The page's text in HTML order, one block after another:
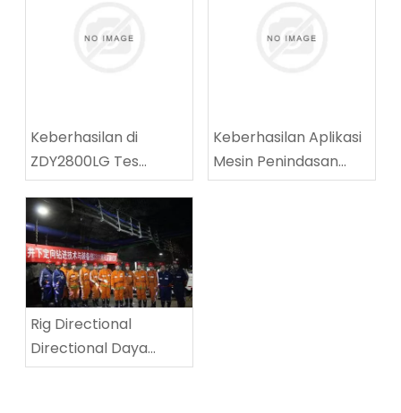
Keberhasilan di
ZDY2800LG Tes
peralatan teknis
pengeboran spiral
berkecepatan tinggi
Keberhasilan Aplikasi
Mesin Penindasan
Jalanan Batubara
Rig Directional
Directional Daya
Tinggi menetapkan